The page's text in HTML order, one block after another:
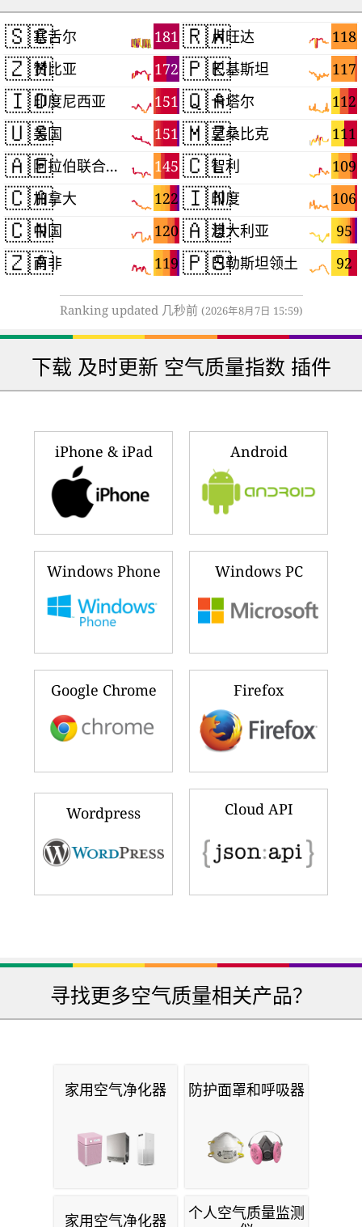
🇸🇨 181
塞舌尔
🇿🇲 172
赞比亚
🇮🇩 151
印度尼西亚
🇺🇸 151
美国
🇦🇪 145
阿拉伯联合酋长国
🇨🇦 122
加拿大
🇨🇳 120
中国
🇿🇦 119
南非
🇷🇼 118
卢旺达
🇵🇰 117
巴基斯坦
🇶🇦 112
卡塔尔
🇲🇿 111
莫桑比克
🇨🇱 109
智利
🇮🇳 106
印度
🇦🇺 95
澳大利亚
🇵🇸 92
巴勒斯坦领土
Ranking updated 几秒前 (2026年8月7日 15:59)
下载 及时更新 空气质量指数 插件
iPhone & iPad Android
Windows Phone Windows PC
Google Chrome Firefox
Wordpress Cloud API
寻找更多空气质量相关产品？
家用空气净化器 防护面罩和呼吸器
家用空气净化器
个人空气质量监测